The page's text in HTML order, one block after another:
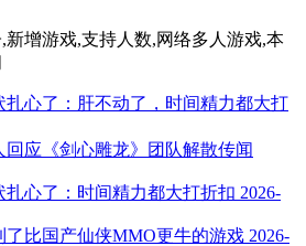
新增游戏,支持人数,网络多人游戏,本
扎心了：肝不动了，时间精力都大打
回应《剑心雕龙》团队解散传闻
扎心了：时间精力都大打折扣 2026-
了比国产仙侠MMO更牛的游戏 2026-